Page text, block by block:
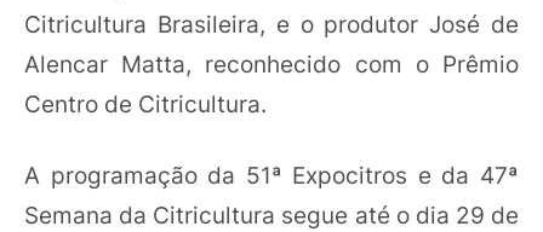
Citricultura Brasileira, e o produtor José de
Alencar Matta, reconhecido com o Prêmio
Centro de Citricultura.
A programação da 51ª Expocitros e da 47ª
Semana da Citricultura segue até o dia 29 de